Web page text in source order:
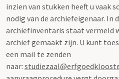
inzien van stukken heeft u vaak
nodig van de archiefeigenaar. In
archiefinventaris staat vermeld
archief gemaakt zijn. U kunt
een mail te zenden
naar: